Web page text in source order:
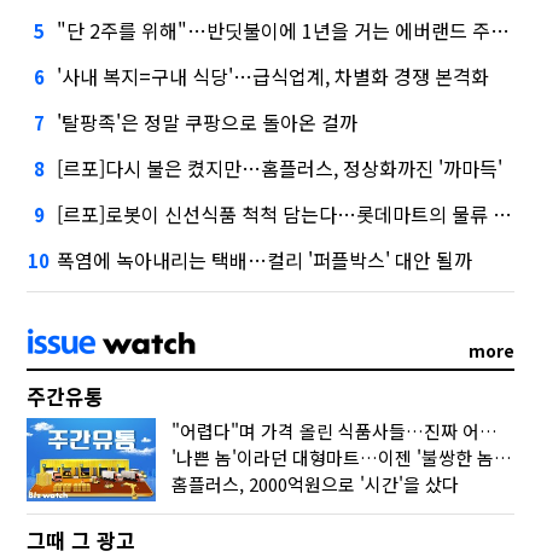
5 "단 2주를 위해"…반딧불이에 1년을 거는 에버랜드 주키퍼
6 '사내 복지=구내 식당'…급식업계, 차별화 경쟁 본격화
7 '탈팡족'은 정말 쿠팡으로 돌아온 걸까
8 [르포]다시 불은 켰지만…홈플러스, 정상화까진 '까마득'
9 [르포]로봇이 신선식품 척척 담는다…롯데마트의 물류 혁신
10 폭염에 녹아내리는 택배…컬리 '퍼플박스' 대안 될까
more
주간유통
"어렵다"며 가격 올린 식품사들…진짜 어려운 거 맞아?
'나쁜 놈'이라던 대형마트…이젠 '불쌍한 놈' 됐다
홈플러스, 2000억원으로 '시간'을 샀다
그때 그 광고